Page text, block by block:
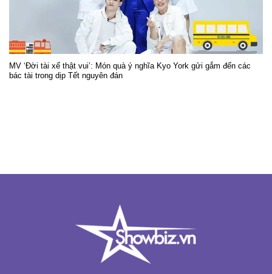
MV ‘Đời tài xế thật vui’: Món quà ý nghĩa Kyo York gửi gắm đến các
bác tài trong dịp Tết nguyên đán